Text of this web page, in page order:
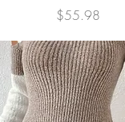
価格
$55.98